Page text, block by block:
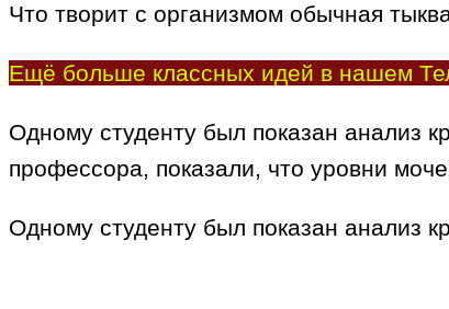
Что творит с организмом обычная
Ещё больше классных идей в нашем
Одному студенту был показан анализ
профессора, показали, что уровни
Одному студенту был показан анализ